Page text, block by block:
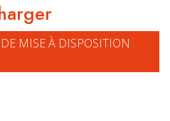
MISE À DISPOSITION